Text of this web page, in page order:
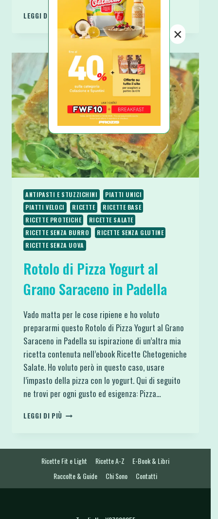
LEGGI DI PIÙ
TOFU
PROTEICA
SENZA
GLUTINE
LIEVITAZIONE
ANTIPASTI E STUZZICHINI
PIATTI UNICI
PIATTI VELOCI
RICETTE
RICETTE BASE
RICETTE PROTEICHE
RICETTE SALATE
RICETTE SENZA BURRO
RICETTE SENZA GLUTINE
RICETTE SENZA UOVA
Rotolo di Pizza Yogurt al
Grano Saraceno in Padella
Vado matta per le cose ripiene e ho voluto
prepararmi questo Rotolo di Pizza Yogurt al Grano
Saraceno in Padella su ispirazione di un’altra mia
ricetta contenuta nell’ebook Ricette Chetogeniche
Salate. Ho voluto però in questo caso, usare
l’impasto della pizza con lo yogurt. Qui di seguito
ne trovi per ogni gusto ed esigenza: Pizza…
LEGGI DI PIÙ ROTOLO
GRANO
SARACENO
Ricette Fit e Light Ricette A-Z
E-Book & Libri
Raccolte & Guide
Chi Sono Contatti
×